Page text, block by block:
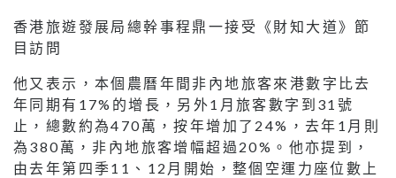
香港旅遊發展局總幹事程鼎一接受《財知大道》節
目訪問
他又表示，本個農曆年間非內地旅客來港數字比去
年同期有17%的增長，另外1月旅客數字到31號
止，總數約為470萬，按年增加了24%，去年1月則
為380萬，非內地旅客增幅超過20%。他亦提到，
由去年第四季11、12月開始，整個空運力座位數上